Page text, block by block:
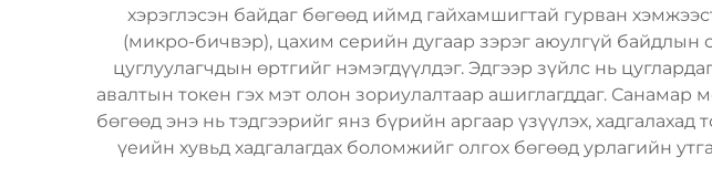
хэрэглэсэн байдаг бөгөөд иймд гайхамшигтай гурван
(микро-бичвэр), цахим серийн дугаар зэрэг аюулгүй байдлын
цуглуулагчдын өртгийг нэмэгдүүлдэг. Эдгээр зүйлс нь
авалтын токен гэх мэт олон зориулалтаар ашиглагддаг.
бөгөөд энэ нь тэдгээрийг янз бүрийн аргаар үзүүлэх,
үеийн хувьд хадгалагдах боломжийг олгох бөгөөд урлагийн